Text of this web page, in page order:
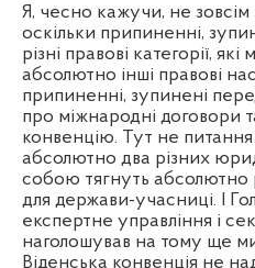
Я, чесно кажучи, не зовсім
оскільки припиненні,
різні правові категорії,
абсолютно інші правові
припиненні, зупинені
про міжнародні договори
конвенцію. Тут не
абсолютно два різних
собою тягнуть абсолютно
для держави-учасниці. І
експертне управління і
наголошував на тому ще
Віденська конвенція не